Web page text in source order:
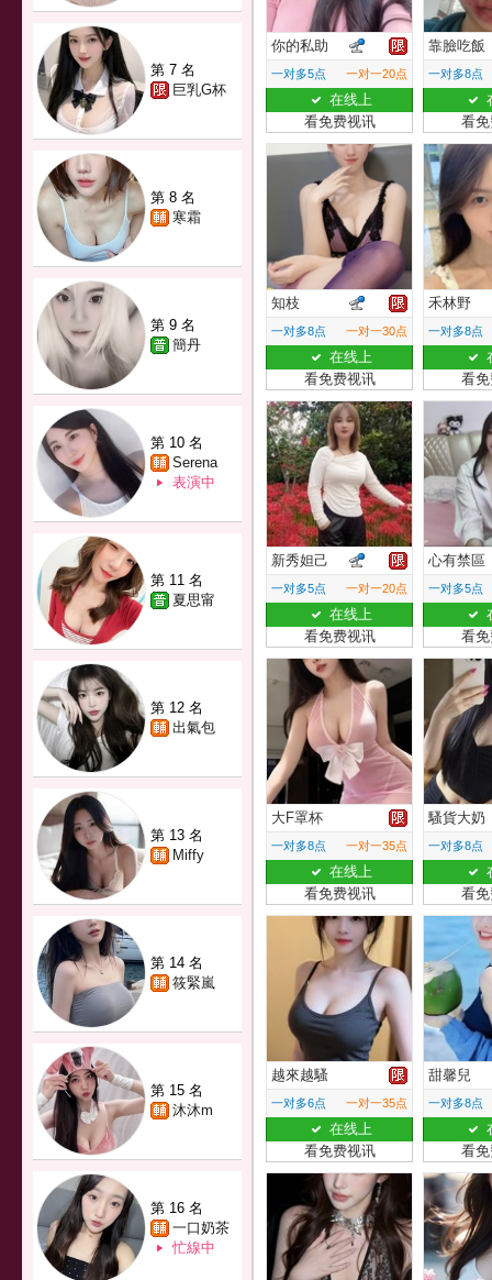
第 7 名
巨乳G杯
第 8 名
寒霜
第 9 名
簡丹
第 10 名
Serena
表演中
第 11 名
夏思甯
第 12 名
出氣包
第 13 名
Miffy
第 14 名
筱緊嵐
第 15 名
沐沐m
第 16 名
一口奶茶
忙線中
你的私助
一对多5点 一对一20点
在线上
看免费视讯
靠臉吃飯
一对多8点
看
知枝
一对多8点 一对一30点
在线上
看免费视讯
禾林野
一对多8点
看
新秀妲己
一对多5点 一对一20点
在线上
看免费视讯
心有禁區
一对多5点
看
大F罩杯
一对多8点 一对一35点
在线上
看免费视讯
騷貨大奶
一对多8点
看
越來越騷
一对多6点 一对一35点
在线上
看免费视讯
甜馨兒
一对多8点
看